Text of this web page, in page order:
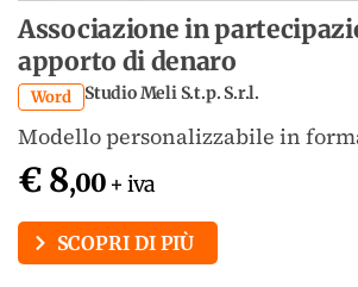
Associazione in
apporto di denaro
Word Studio Meli S.t.p. S.r.l.
Modello personalizzabile in
€ 8,00 + iva
SCOPRI DI PIÙ